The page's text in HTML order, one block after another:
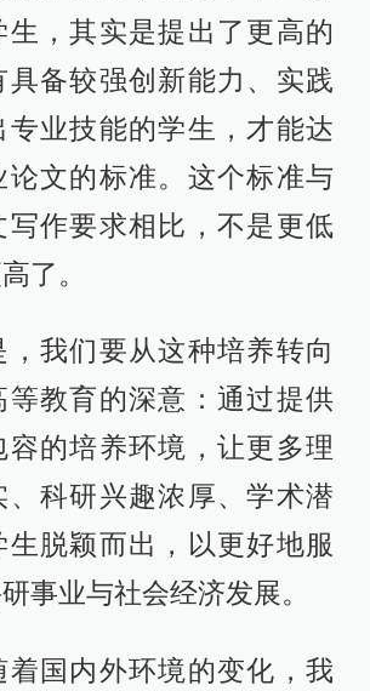
生，其实是提出了更高的
具备较强创新能力、实践
专业技能的学生，才能达
论文的标准。这个标准与
写作要求相比，不是更低
了。
，我们要从这种培养转向
等教育的深意：通过提供
容的培养环境，让更多理
、科研兴趣浓厚、学术潜
生脱颖而出，以更好地服
事业与社会经济发展。
着国内外环境的变化，我